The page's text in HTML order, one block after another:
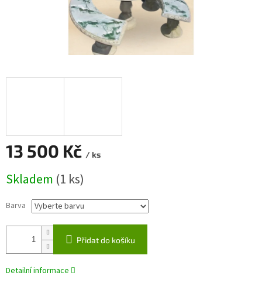
13 500 Kč / ks
cena:
Skladem (1 ks)
Barva
Přidat do košíku
Detailní informace